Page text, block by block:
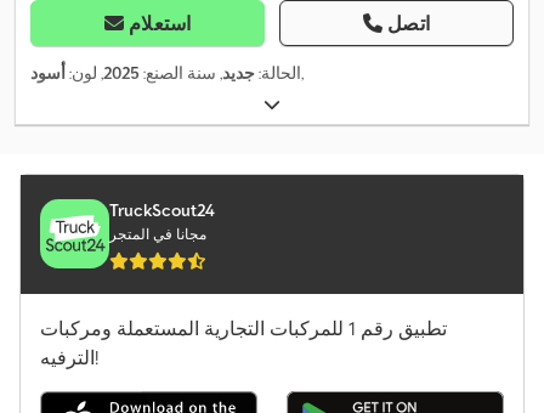
استعلام اتصل
الحالة:جديد, سنة الصنع: 2025, لون:أسود ,
TruckScout24
مجانا في المتجر
تطبيق رقم 1 للمركبات التجارية المستعملة ومركبات
الترفيه!